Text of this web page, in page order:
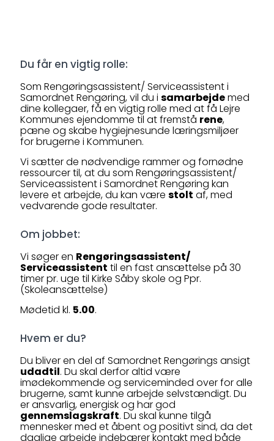
Du får en vigtig rolle:
Som Rengøringsassistent/ Serviceassistent i
Samordnet Rengøring, vil du i samarbejdemed
dine kollegaer, få en vigtig rolle med at få Lejre
Kommunes ejendomme til at fremstå rene,
pæne og skabe hygiejnesunde læringsmiljøer
for brugerne i Kommunen.
Vi sætter de nødvendige rammer og fornødne
ressourcer til, at du som Rengøringsassistent/
Serviceassistent i Samordnet Rengøring kan
levere et arbejde, du kan være stolt af, med
vedvarende gode resultater.
Om jobbet:
Vi søger en Rengøringsassistent/
Serviceassistent til en fast ansættelse på 30
timer pr. uge til Kirke Såby skole og Ppr.
(Skoleansættelse)
Mødetid kl. 5.00.
Hvem er du?
Du bliver en del af Samordnet Rengørings ansigt
udadtil. Du skal derfor altid være
imødekommende og serviceminded over for alle
brugerne, samt kunne arbejde selvstændigt. Du
er ansvarlig, energisk og har god
gennemslagskraft. Du skal kunne tilgå
mennesker med et åbent og positivt sind, da det
daglige arbejde indebærer kontakt med både